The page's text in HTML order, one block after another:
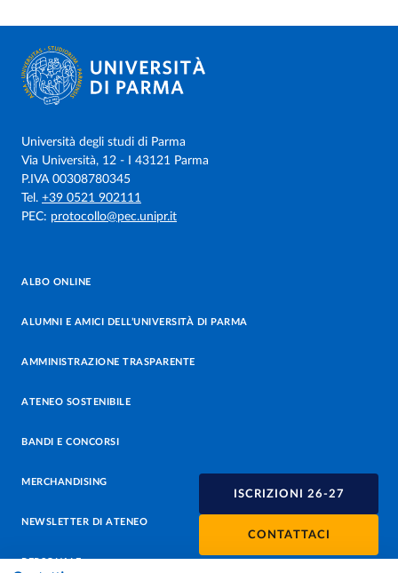
ISCRIZIONI 26-27
CONTATTACI
Università degli studi di Parma
Via Università, 12 - I 43121 Parma
P.IVA 00308780345
Tel. +39 0521 902111
PEC: protocollo@pec.unipr.it
ALBO ONLINE
ALUMNI E AMICI DELL’UNIVERSITÀ DI PARMA
AMMINISTRAZIONE TRASPARENTE
ATENEO SOSTENIBILE
BANDI E CONCORSI
MERCHANDISING
NEWSLETTER DI ATENEO
PERSONALE